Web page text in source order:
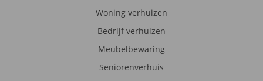
Woning verhuizen
Bedrijf verhuizen
Meubelbewaring
Seniorenverhuis